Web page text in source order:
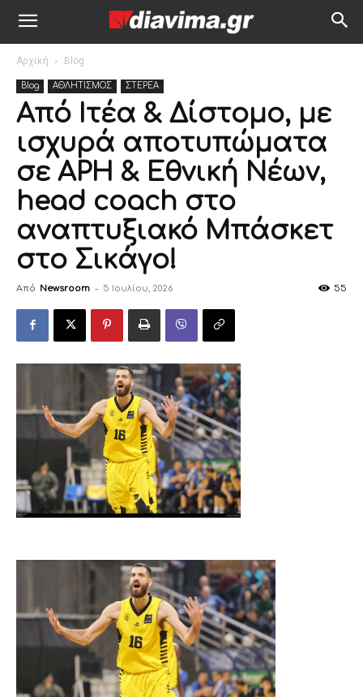
Αρχική Blog
Blog ΑΘΛΗΤΙΣΜΟΣ ΣΤΕΡΕΑ
Από Ιτέα & Δίστομο, με
ισχυρά αποτυπώματα
σε ΑΡΗ & Εθνική Νέων,
head coach στο
αναπτυξιακό Μπάσκετ
στο Σικάγο!
Από Newsroom - 5 Ιουλίου, 2026 55